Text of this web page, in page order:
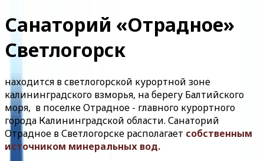
Санаторий «Отрадное»
Светлогорск
находится в светлогорской курортной зоне
калининградского взморья, на берегу Балтийского
моря, в поселке Отрадное - главного курортного
города Калининградской области. Санаторий
Отрадное в Светлогорске располагает собственным
источником минеральных вод.